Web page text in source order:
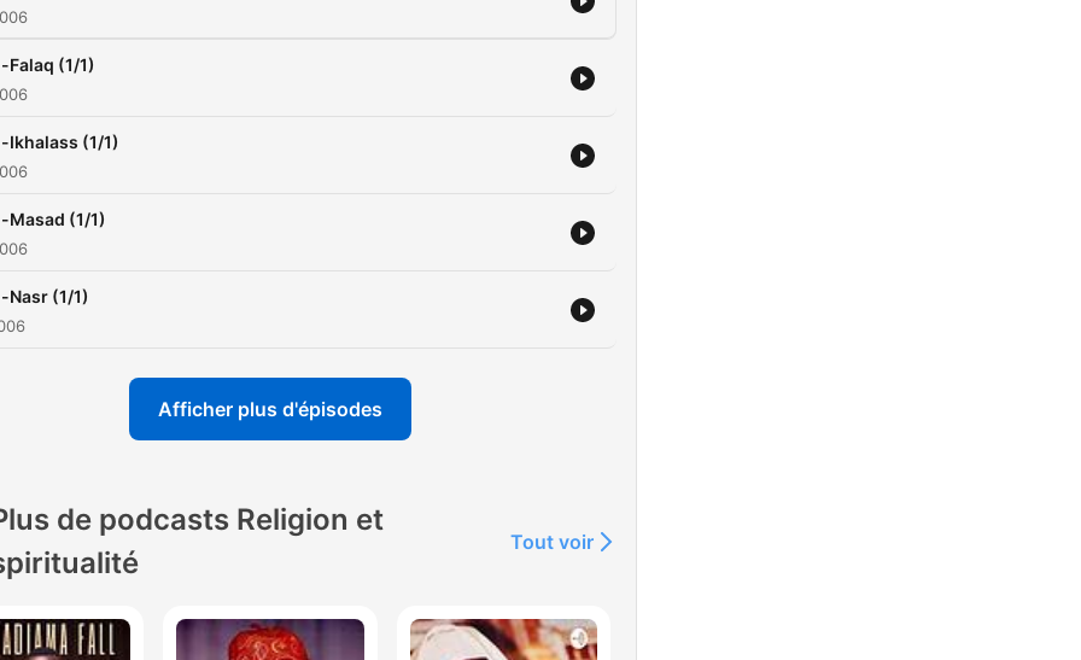
Falaq (1/1)
Ikhalass (1/1)
Masad (1/1)
Nasr (1/1)
Afficher plus d'épisodes
de podcasts Religion et
Tout voir